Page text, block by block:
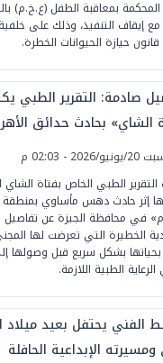
بمعاقبة الطفل (ع.خ.م)
إيقاف التنفيذ، وذلك على
حيازة الحيوانات الخطرة.
صادمة: التقرير الطبي
الشاي» بحادث حدائق
2026 - 02:03 م
الطبي الخاص بفتاة الشاي
إثر حادث دهس مأساوي بمنطقة
في محافظة الجيزة عن تفاصيل
الخطيرة التي تعرضت لها
بشكل سريع قبل وصولها
الطبية اللازمة.
الفني يحتفل بعيد ميلاد
الإبداعية الحافلة